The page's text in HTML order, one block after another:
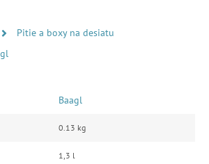
Pitie a boxy na desiatu
Baagl
0.13 kg
1,3 l